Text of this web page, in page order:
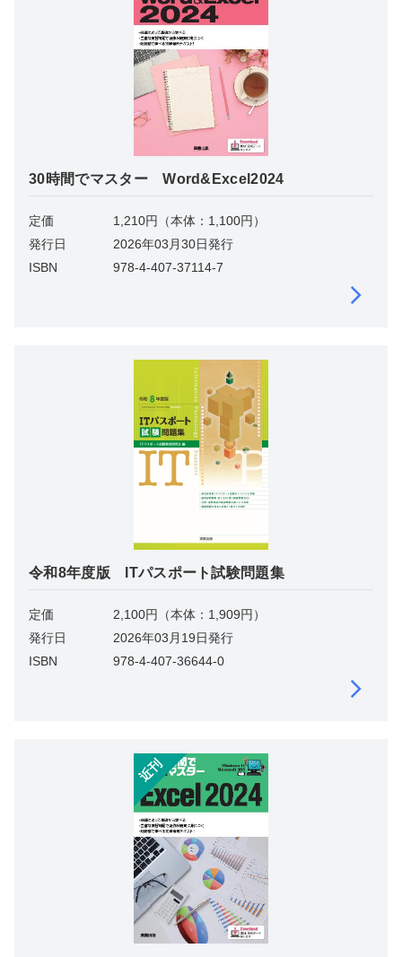
30時間でマスター Word&Excel2024
定価
1,210円（本体：1,100円）
発行日
2026年03月30日発行
ISBN
978-4-407-37114-7
令和8年度版 ITパスポート試験問題集
定価
2,100円（本体：1,909円）
発行日
2026年03月19日発行
ISBN
978-4-407-36644-0
近刊